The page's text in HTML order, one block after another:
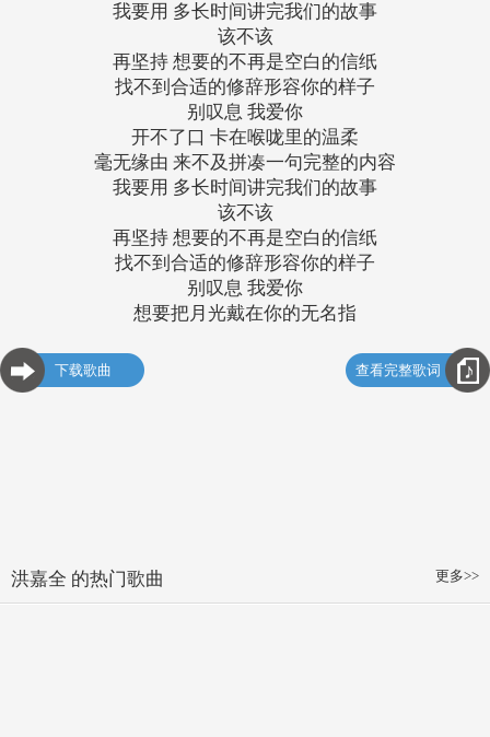
我要用 多长时间讲完我们的故事
该不该
再坚持 想要的不再是空白的信纸
找不到合适的修辞形容你的样子
别叹息 我爱你
开不了口 卡在喉咙里的温柔
毫无缘由 来不及拼凑一句完整的内容
我要用 多长时间讲完我们的故事
该不该
再坚持 想要的不再是空白的信纸
找不到合适的修辞形容你的样子
别叹息 我爱你
想要把月光戴在你的无名指
下载歌曲 查看完整歌词
更多>>
洪嘉全 的热门歌曲